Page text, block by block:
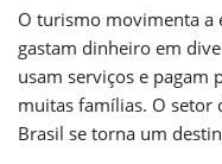
O turismo movimenta a
gastam dinheiro em
usam serviços e pagam
muitas famílias. O setor
Brasil se torna um